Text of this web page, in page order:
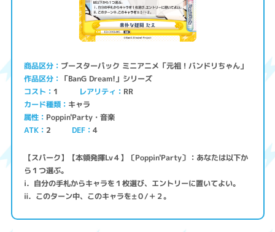
商品区分 ブースターパック ミニアニメ「元祖！バンドリちゃん」
作品区分 「BanG Dream!」シリーズ
コスト 1 レアリティ RR
カード種類 キャラ
属性 Poppin'Party・音楽
ATK 2 DEF 4
【スパーク】【本領発揮Lv４】〔Poppin'Party〕：あなたは以下か
ら１つ選ぶ。
ⅰ．自分の手札からキャラを１枚選び、エントリーに置いてよい。
ⅱ．このターン中、このキャラを±０/＋２。